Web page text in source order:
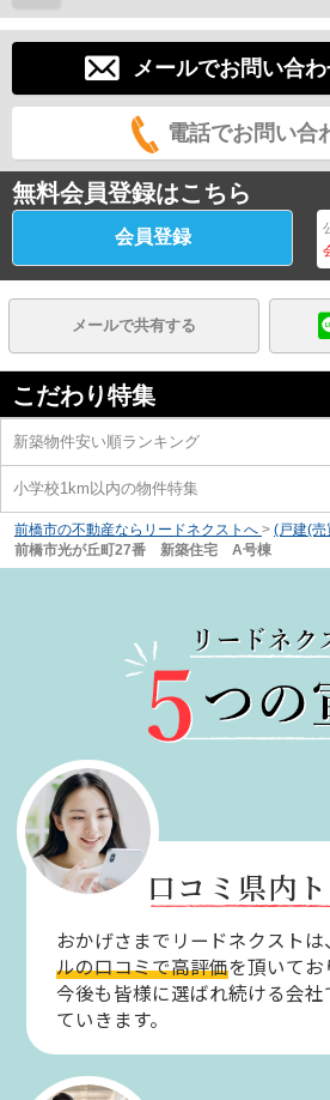
メールでお問い合
電話でお問い合
無料会員登録はこちら
会員登録
メールで共有する
こだわり特集
新築物件安い順ランキング
小学校1km以内の物件特集
前橋市の不動産ならリードネクストへ > (戸建(売
前橋市光が丘町27番 新築住宅 A号棟
口コミ県内ト
おかげさまでリードネクストは
ルの口コミで高評価を頂いてお
今後も皆様に選ばれ続ける会
ていきます。